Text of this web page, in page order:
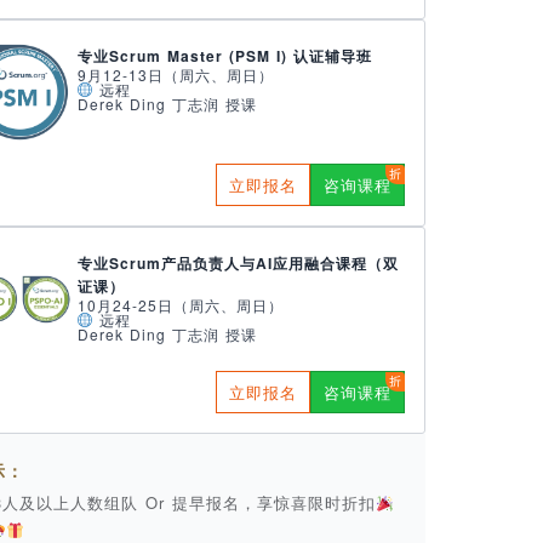
专业Scrum Master (PSM I) 认证辅导班
9月12-13日（周六、周日）
远程
Derek Ding 丁志润 授课
立即报名 咨询课程
专业Scrum产品负责人与AI应用融合课程（双
证课）
10月24-25日（周六、周日）
远程
Derek Ding 丁志润 授课
立即报名 咨询课程
及以上人数组队 Or 提早报名，享惊喜限时折扣